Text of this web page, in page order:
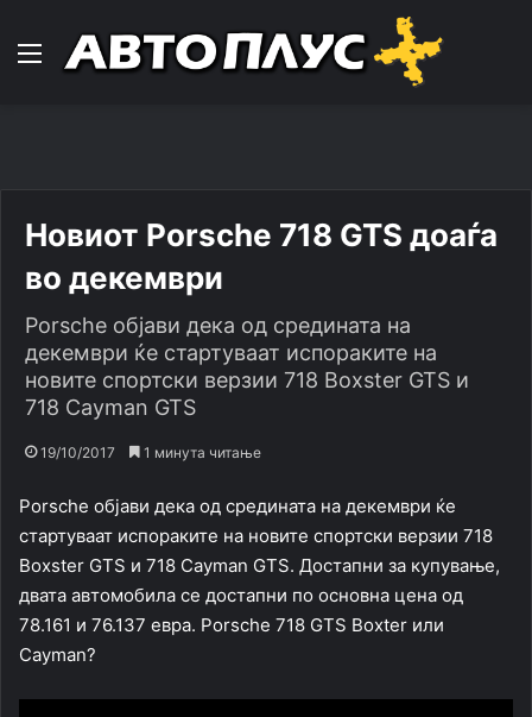
Навигација
Новиот Porsche 718 GTS доаѓа
во декември
Porsche објави дека од средината на
декември ќе стартуваат испораките на
новите спортски верзии 718 Boxster GTS и
718 Cayman GTS
19/10/2017 1 минута читање
Porsche објави дека од средината на декември ќе
стартуваат испораките на новите спортски верзии 718
Boxster GTS и 718 Cayman GTS. Достапни за купување,
двата автомобила се достапни по основна цена од
78.161 и 76.137 евра. Porsche 718 GTS Boxter или
Cayman?